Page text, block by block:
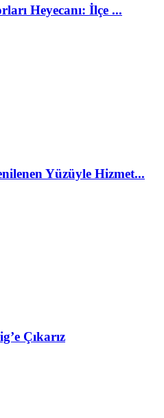
Heyecanı: İlçe ...
Yüzüyle Hizmet...
Çıkarız